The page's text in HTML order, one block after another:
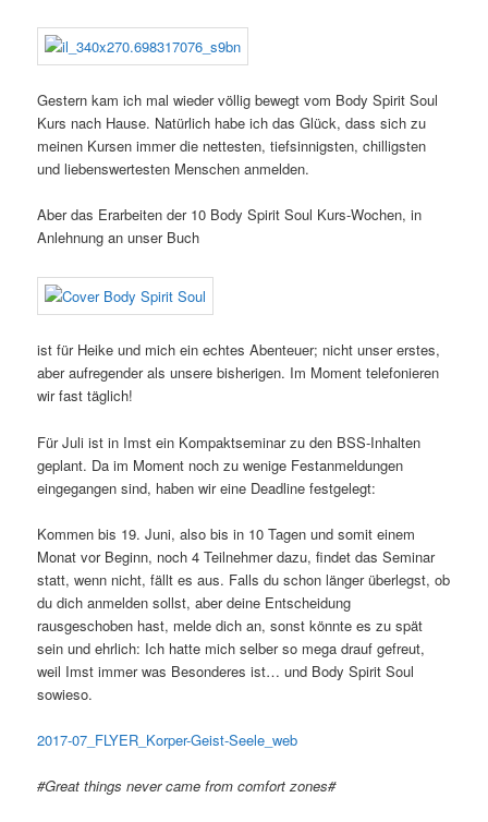
Gestern kam ich mal wieder völlig bewegt vom Body Spirit Soul
Kurs nach Hause. Natürlich habe ich das Glück, dass sich zu
meinen Kursen immer die nettesten, tiefsinnigsten, chilligsten
und liebenswertesten Menschen anmelden.
Aber das Erarbeiten der 10 Body Spirit Soul Kurs-Wochen, in
Anlehnung an unser Buch
ist für Heike und mich ein echtes Abenteuer; nicht unser erstes,
aber aufregender als unsere bisherigen. Im Moment telefonieren
wir fast täglich!
Für Juli ist in Imst ein Kompaktseminar zu den BSS-Inhalten
geplant. Da im Moment noch zu wenige Festanmeldungen
eingegangen sind, haben wir eine Deadline festgelegt:
Kommen bis 19. Juni, also bis in 10 Tagen und somit einem
Monat vor Beginn, noch 4 Teilnehmer dazu, findet das Seminar
statt, wenn nicht, fällt es aus. Falls du schon länger überlegst, ob
du dich anmelden sollst, aber deine Entscheidung
rausgeschoben hast, melde dich an, sonst könnte es zu spät
sein und ehrlich: Ich hatte mich selber so mega drauf gefreut,
weil Imst immer was Besonderes ist… und Body Spirit Soul
sowieso.
2017-07_FLYER_Korper-Geist-Seele_web
#Great things never came from comfort zones#